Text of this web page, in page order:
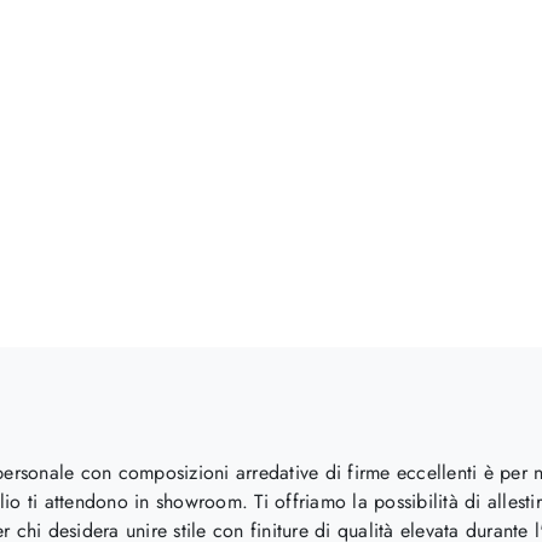
con composizioni arredative di firme eccellenti è
ti attendono in showroom. Ti offriamo la possibilità di
chi desidera unire stile con finiture di qualità elevata